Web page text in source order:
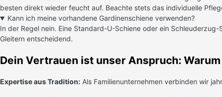
besten direkt wieder feucht auf. Beachte stets das individuelle
Kann ich meine vorhandene Gardinenschiene verwenden?
In der Regel nein. Eine Standard-U-Schiene oder ein
Gleitern entscheidend.
Dein Vertrauen ist unser Anspruch:
Expertise aus Tradition: Als Familienunternehmen verbinden wir